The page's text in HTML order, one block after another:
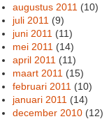
augustus 2011 (10)
juli 2011 (9)
juni 2011 (11)
mei 2011 (14)
april 2011 (11)
maart 2011 (15)
februari 2011 (10)
januari 2011 (14)
december 2010 (12)